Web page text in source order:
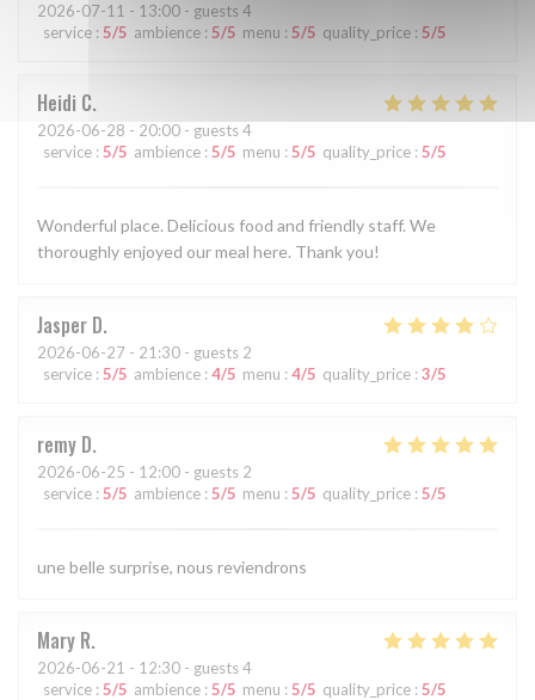
2026-07-11 - 13:00 - guests 4
service : 5/5 ambience : 5/5 menu : 5/5 quality_price : 5/5
Heidi C
2026-06-28 - 20:00 - guests 4
service : 5/5 ambience : 5/5 menu : 5/5 quality_price : 5/5
Wonderful place. Delicious food and friendly staff. We
thoroughly enjoyed our meal here. Thank you!
Jasper D
2026-06-27 - 21:30 - guests 2
service : 5/5 ambience : 4/5 menu : 4/5 quality_price : 3/5
remy D
2026-06-25 - 12:00 - guests 2
service : 5/5 ambience : 5/5 menu : 5/5 quality_price : 5/5
une belle surprise, nous reviendrons
Mary R
2026-06-21 - 12:30 - guests 4
service : 5/5 ambience : 5/5 menu : 5/5 quality_price : 5/5